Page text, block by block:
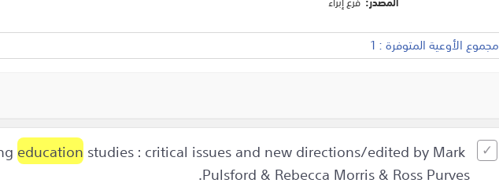
مجموع الأوعية المتوفرة : 1
Understanding
educationstudies : critical issues and new directions/edited by Mark
Pulsford & Rebecca Morris & Ross Purves.